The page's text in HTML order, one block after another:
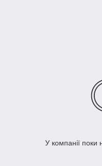
У компанії поки